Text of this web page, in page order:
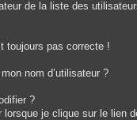
de la liste des
toujours pas correcte !
nom d’utilisateur ?
?
lorsque je clique sur le lien